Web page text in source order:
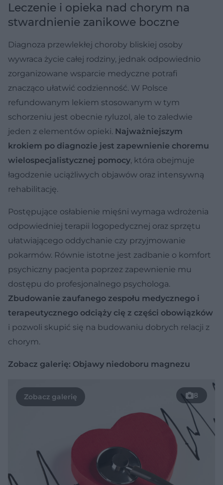
Leczenie i opieka nad chorym na
stwardnienie zanikowe boczne
Diagnoza przewlekłej choroby bliskiej osoby
wywraca życie całej rodziny, jednak odpowiednio
zorganizowane wsparcie medyczne potrafi
znacząco ułatwić codzienność. W Polsce
refundowanym lekiem stosowanym w tym
schorzeniu jest obecnie ryluzol, ale to zaledwie
jeden z elementów opieki. Najważniejszym
krokiem po diagnozie jest zapewnienie choremu
wielospecjalistycznej pomocy, która obejmuje
łagodzenie uciążliwych objawów oraz intensywną
rehabilitację.
Postępujące osłabienie mięśni wymaga wdrożenia
odpowiedniej terapii logopedycznej oraz sprzętu
ułatwiającego oddychanie czy przyjmowanie
pokarmów. Równie istotne jest zadbanie o komfort
psychiczny pacjenta poprzez zapewnienie mu
dostępu do profesjonalnego psychologa.
Zbudowanie zaufanego zespołu medycznego i
terapeutycznego odciąży cię z części obowiązków
i pozwoli skupić się na budowaniu dobrych relacji z
chorym.
Zobacz galerię: Objawy niedoboru magnezu
8